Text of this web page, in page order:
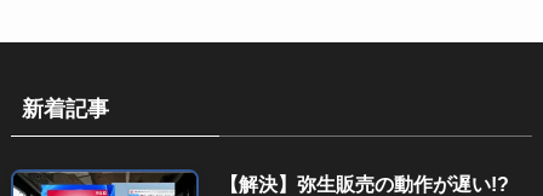
新着記事
【解決】弥生販売の動作が遅い!?